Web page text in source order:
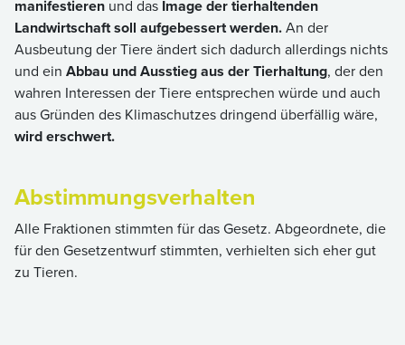
manifestieren und das Image der tierhaltenden
Landwirtschaft soll aufgebessert werden.An der
Ausbeutung der Tiere ändert sich dadurch allerdings nichts
und ein Abbau und Ausstieg aus der Tierhaltung, der den
wahren Interessen der Tiere entsprechen würde und auch
aus Gründen des Klimaschutzes dringend überfällig wäre,
wird erschwert.
Abstimmungsverhalten
Alle Fraktionen stimmten für das Gesetz. Abgeordnete, die
für den Gesetzentwurf stimmten, verhielten sich eher gut
zu Tieren.